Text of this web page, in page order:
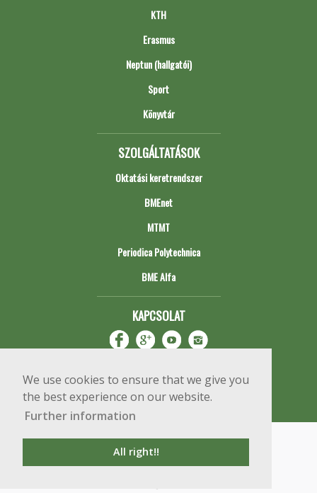
We use cookies to ensure that we give you
the best experience on our website.
Further information
All right!!
KTH
Erasmus
Neptun (hallgatói)
Sport
Könyvtár
SZOLGÁLTATÁSOK
Oktatási keretrendszer
BMEnet
MTMT
Periodica Polytechnica
BME Alfa
KAPCSOLAT
Copyright © 2020 BME Építőmérnöki Kar
1111 Budapest, Műegyetem rkp. 3.